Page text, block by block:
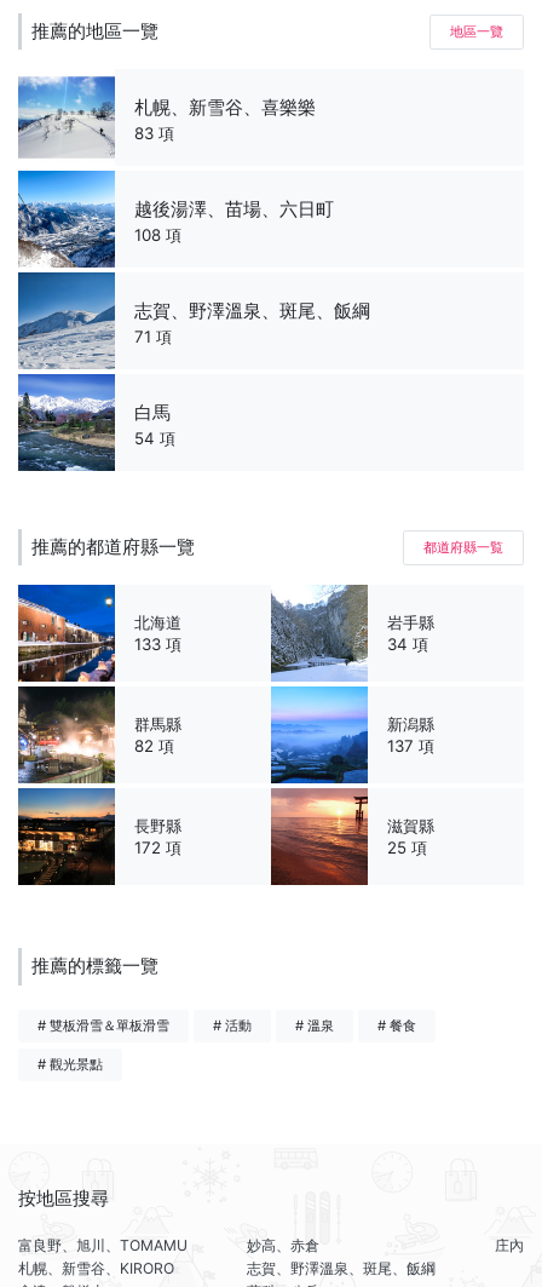
推薦的地區一覽 地區一覽
札幌、新雪谷、喜樂樂
83 項
越後湯澤、苗場、六日町
108 項
志賀、野澤溫泉、斑尾、飯綱
71 項
白馬
54 項
推薦的都道府縣一覽 都道府縣一覧
北海道
133 項
岩手縣
34 項
群馬縣
82 項
新潟縣
137 項
長野縣
172 項
滋賀縣
25 項
推薦的標籤一覽
# 雙板滑雪＆單板滑雪 # 活動 # 溫泉 # 餐食
# 觀光景點
按地區搜尋
富良野、旭川、TOMAMU
札幌、新雪谷、KIRORO
妙高、赤倉
志賀、野澤溫泉、斑尾、飯綱
庄內